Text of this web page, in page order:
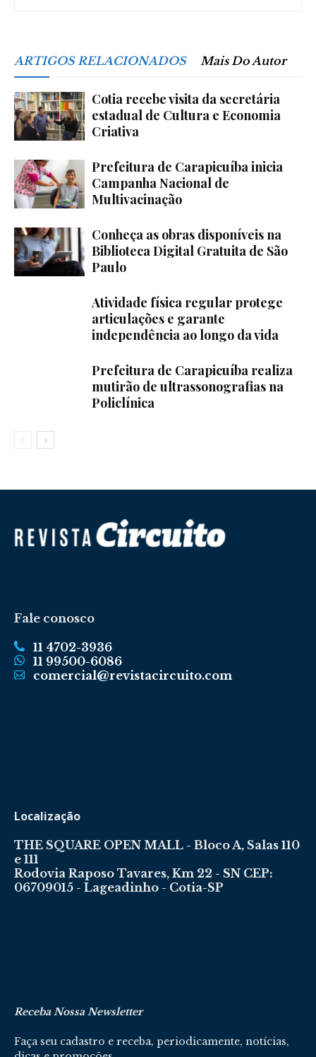
ARTIGOS RELACIONADOS Mais Do Autor
Cotia recebe visita da secretária
estadual de Cultura e Economia
Criativa
Prefeitura de Carapicuíba inicia
Campanha Nacional de
Multivacinação
Conheça as obras disponíveis na
Biblioteca Digital Gratuita de São
Paulo
Atividade física regular protege
articulações e garante
independência ao longo da vida
Prefeitura de Carapicuíba realiza
mutirão de ultrassonografias na
Policlínica
Fale conosco
11 4702-3936
11 99500-6086
comercial@revistacircuito.com
Localização
THE SQUARE OPEN MALL - Bloco A, Salas 110
e 111
Rodovia Raposo Tavares, Km 22 - SN CEP:
06709015 - Lageadinho - Cotia-SP
Receba Nossa Newsletter
Faça seu cadastro e receba, periodicamente, notícias,